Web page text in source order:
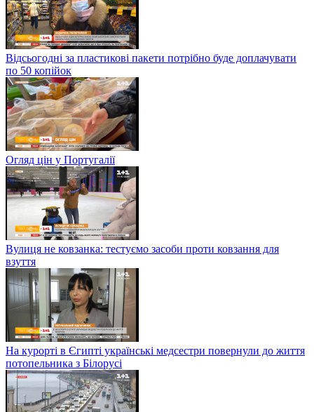
Відсьогодні за пластикові пакети потрібно буде доплачувати
по 50 копійок
Огляд цін у Португалії
Вулиця не ковзанка: тестуємо засоби проти ковзання для
взуття
На курорті в Єгипті українські медсестри повернули до життя
потопельника з Білорусі